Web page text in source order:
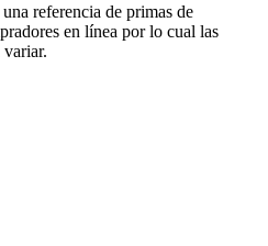
referencia de primas de
en línea por lo cual las
variar.